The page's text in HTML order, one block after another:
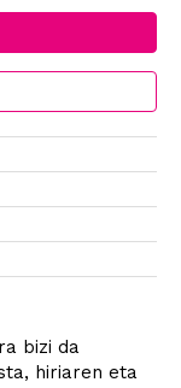
bizi da
hiriaren eta